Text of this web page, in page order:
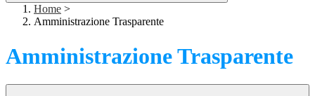
Home >
Amministrazione Trasparente
Amministrazione Trasparente